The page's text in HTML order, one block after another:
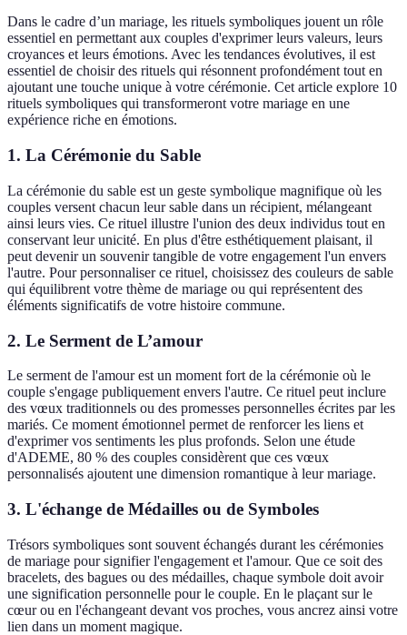
Dans le cadre d’un mariage, les rituels symboliques jouent un rôle
essentiel en permettant aux couples d'exprimer leurs valeurs, leurs
croyances et leurs émotions. Avec les tendances évolutives, il est
essentiel de choisir des rituels qui résonnent profondément tout en
ajoutant une touche unique à votre cérémonie. Cet article explore 10
rituels symboliques qui transformeront votre mariage en une
expérience riche en émotions.
1. La Cérémonie du Sable
La cérémonie du sable est un geste symbolique magnifique où les
couples versent chacun leur sable dans un récipient, mélangeant
ainsi leurs vies. Ce rituel illustre l'union des deux individus tout en
conservant leur unicité. En plus d'être esthétiquement plaisant, il
peut devenir un souvenir tangible de votre engagement l'un envers
l'autre. Pour personnaliser ce rituel, choisissez des couleurs de sable
qui équilibrent votre thème de mariage ou qui représentent des
éléments significatifs de votre histoire commune.
2. Le Serment de L’amour
Le serment de l'amour est un moment fort de la cérémonie où le
couple s'engage publiquement envers l'autre. Ce rituel peut inclure
des vœux traditionnels ou des promesses personnelles écrites par les
mariés. Ce moment émotionnel permet de renforcer les liens et
d'exprimer vos sentiments les plus profonds. Selon une étude
d'ADEME, 80 % des couples considèrent que ces vœux
personnalisés ajoutent une dimension romantique à leur mariage.
3. L'échange de Médailles ou de Symboles
Trésors symboliques sont souvent échangés durant les cérémonies
de mariage pour signifier l'engagement et l'amour. Que ce soit des
bracelets, des bagues ou des médailles, chaque symbole doit avoir
une signification personnelle pour le couple. En le plaçant sur le
cœur ou en l'échangeant devant vos proches, vous ancrez ainsi votre
lien dans un moment magique.